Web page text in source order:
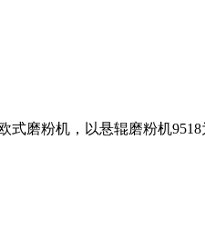
磨粉机，以悬辊磨粉机